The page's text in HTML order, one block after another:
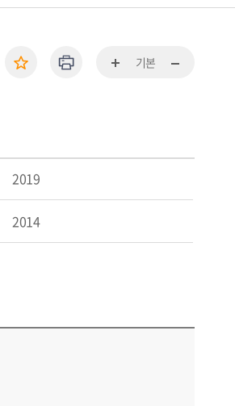
기본
2019
2014